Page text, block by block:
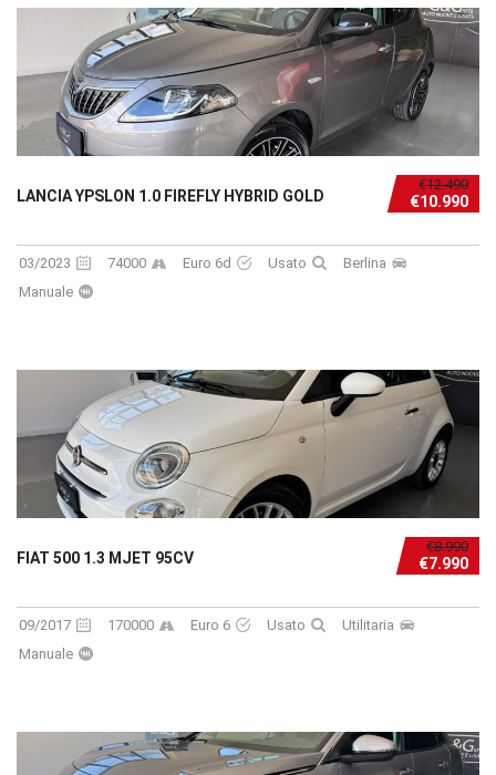
€12.490
€10.990
LANCIA YPSLON 1.0 FIREFLY HYBRID GOLD
03/2023 74000 Euro 6d Usato
Berlina
Manuale
€8.990
€7.990
FIAT 500 1.3 MJET 95CV
09/2017 170000 Euro 6 Usato
Utilitaria
Manuale